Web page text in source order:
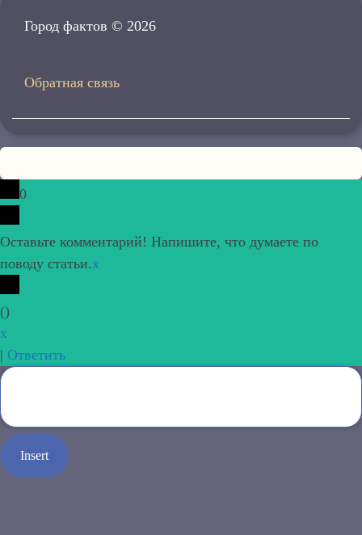
Город фактов © 2026
Обратная связь
0
Оставьте комментарий! Напишите, что думаете по
поводу статьи.x
()
x
| Ответить
Insert